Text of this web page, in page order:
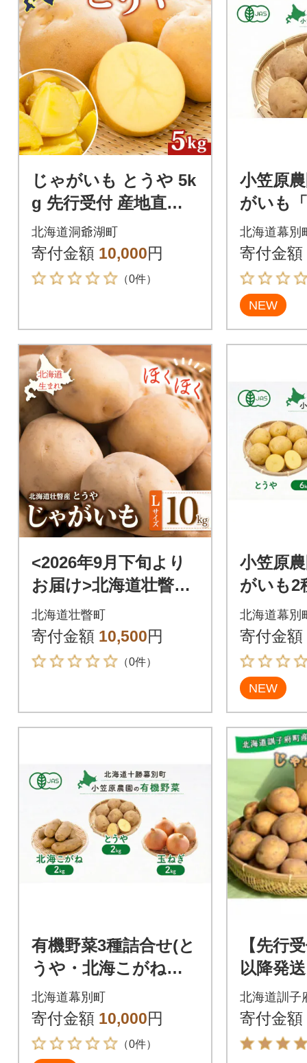
じゃがいも とうや 5k
g 先行受付 産地直送
北海道 洞爺湖 2026年
9月下旬以降発送予定
北海道洞爺湖町
寄付金額 10,000円
（0件）
小笠原
がいも
g《秋出
北海道幕別
寄付金額
NEW
<2026年9月下旬より
お届け>北海道壮瞥町
産じゃがいも(とうや)
Lサイズ10kg SBTN00
5
北海道壮瞥町
寄付金額 10,500円
（0件）
小笠原
がいも2
海こが
荷先行
8]
北海道幕別
寄付金額
NEW
有機野菜3種詰合せ(と
うや・北海こがね・
玉ねぎ)各2kg《秋出荷
先行予約》[53691406]
北海道幕別町
寄付金額 10,000円
（0件）
【先行
以降発
じゃが
や」
北海道訓子
寄付金額